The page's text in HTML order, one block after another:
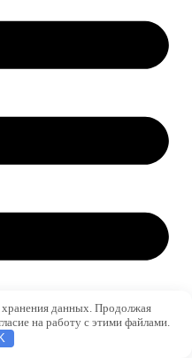
хранения данных. Продолжая
на работу с этими файлами.